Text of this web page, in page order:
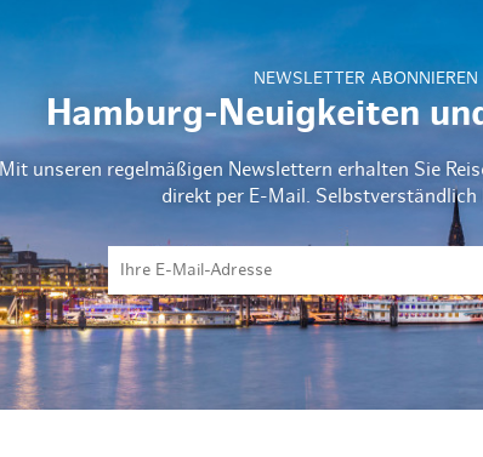
NEWSLETTER ABONNIEREN
Hamburg-Neuigkeiten
Mit unseren regelmäßigen Newslettern erhalten Sie
direkt per E-Mail. Selbstverständlich